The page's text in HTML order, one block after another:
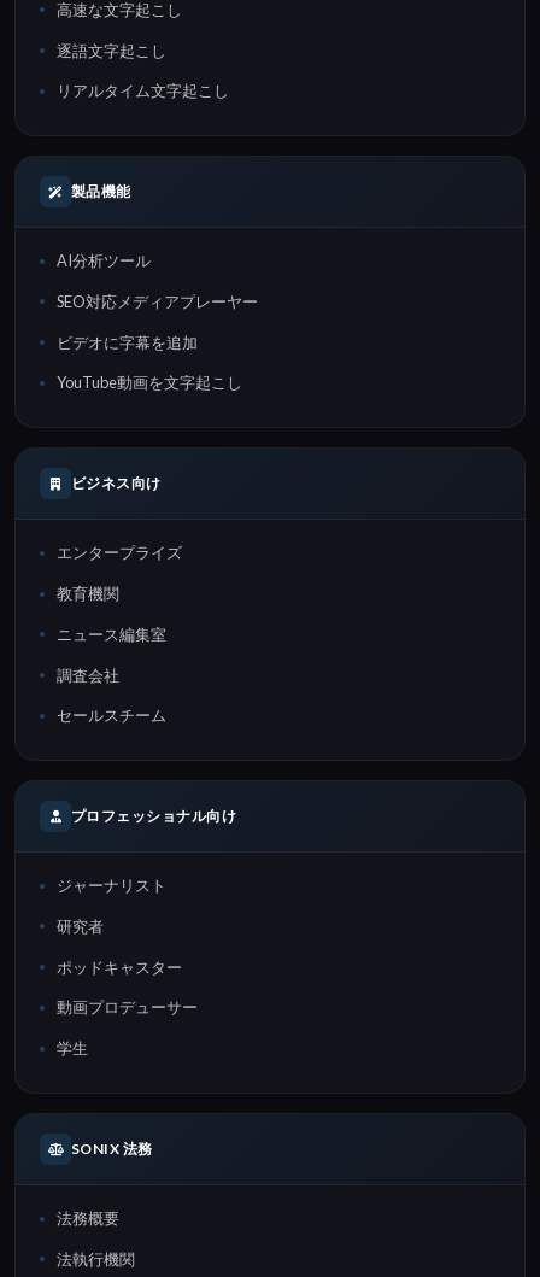
高速な文字起こし
逐語文字起こし
リアルタイム文字起こし
製品機能
AI分析ツール
SEO対応メディアプレーヤー
ビデオに字幕を追加
YouTube動画を文字起こし
ビジネス向け
エンタープライズ
教育機関
ニュース編集室
調査会社
セールスチーム
プロフェッショナル向け
ジャーナリスト
研究者
ポッドキャスター
動画プロデューサー
学生
SONIX 法務
法務概要
法執行機関